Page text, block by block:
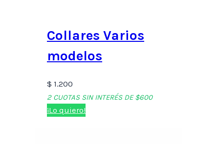
Collares Varios
modelos
$ 1.200
2 CUOTAS SIN INTERÉS DE $600
¡Lo quiero!